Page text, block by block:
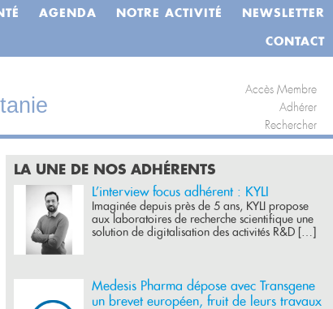
AGENDA NOTRE ACTIVITÉ NEWSLETTER
CONTACT
Accès Membre
Adhérer
Rechercher
LA UNE DE NOS ADHÉRENTS
L’interview focus adhérent : KYLI
Imaginée depuis près de 5 ans, KYLI propose
aux laboratoires de recherche scientifique une
solution de digitalisation des activités R&D […]
Medesis Pharma dépose avec Transgene
un brevet européen, fruit de leurs travaux